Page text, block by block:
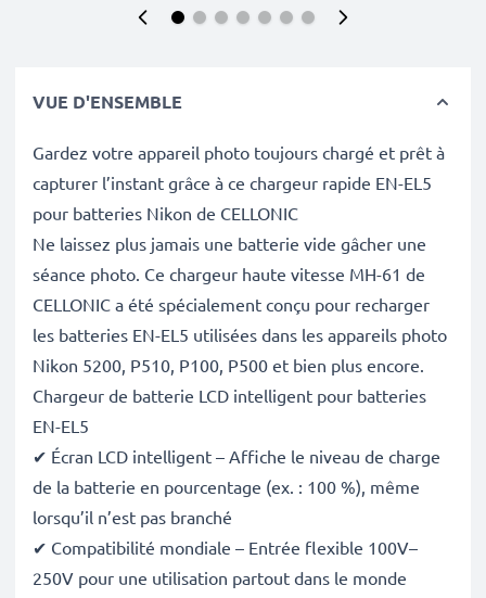
VUE D'ENSEMBLE
Gardez votre appareil photo toujours chargé et prêt à
capturer l’instant grâce à ce chargeur rapide EN-EL5
pour batteries Nikon de CELLONIC
Ne laissez plus jamais une batterie vide gâcher une
séance photo. Ce chargeur haute vitesse MH-61 de
CELLONIC a été spécialement conçu pour recharger
les batteries EN-EL5 utilisées dans les appareils photo
Nikon 5200, P510, P100, P500 et bien plus encore.
Chargeur de batterie LCD intelligent pour batteries
EN-EL5
✔ Écran LCD intelligent – Affiche le niveau de charge
de la batterie en pourcentage (ex. : 100 %), même
lorsqu’il n’est pas branché
✔ Compatibilité mondiale – Entrée flexible 100V–
250V pour une utilisation partout dans le monde